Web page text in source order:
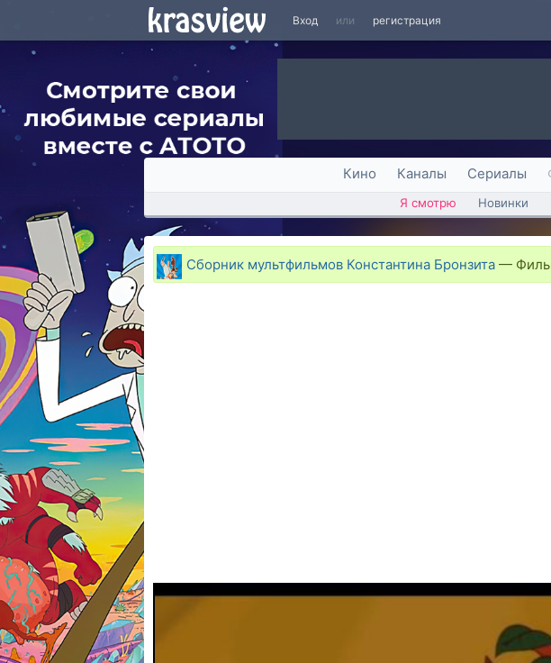
Вход или регистрация
Кино Каналы Сериалы
Я смотрю Новинки
Сборник мультфильмов Константина Бронзита —